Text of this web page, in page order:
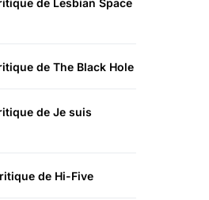
de Lesbian Space
de The Black Hole
de Je suis
de Hi-Five